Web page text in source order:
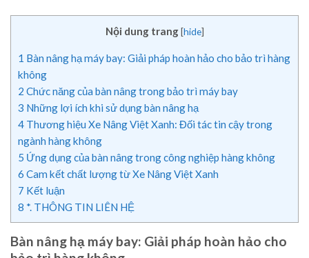
Nội dung trang [hide]
1 Bàn nâng hạ máy bay: Giải pháp hoàn hảo cho bảo trì hàng
không
2 Chức năng của bàn nâng trong bảo trì máy bay
3 Những lợi ích khi sử dụng bàn nâng hạ
4 Thương hiệu Xe Nâng Việt Xanh: Đối tác tin cậy trong
ngành hàng không
5 Ứng dụng của bàn nâng trong công nghiệp hàng không
6 Cam kết chất lượng từ Xe Nâng Việt Xanh
7 Kết luận
8 *. THÔNG TIN LIÊN HỆ
Bàn nâng hạ máy bay: Giải pháp hoàn hảo cho